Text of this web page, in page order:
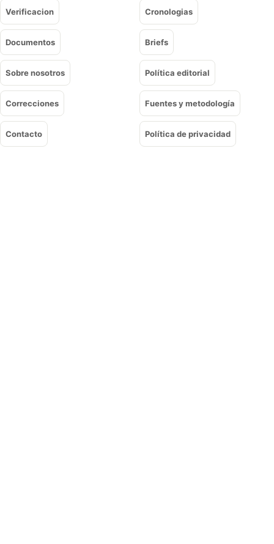
Verificacion Cronologias
Documentos Briefs
Sobre nosotros Política editorial
Correcciones Fuentes y metodología
Contacto Política de privacidad